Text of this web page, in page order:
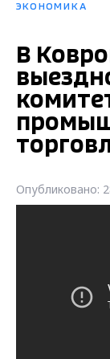
ЭКОНОМИКА
В
Опубликовано: